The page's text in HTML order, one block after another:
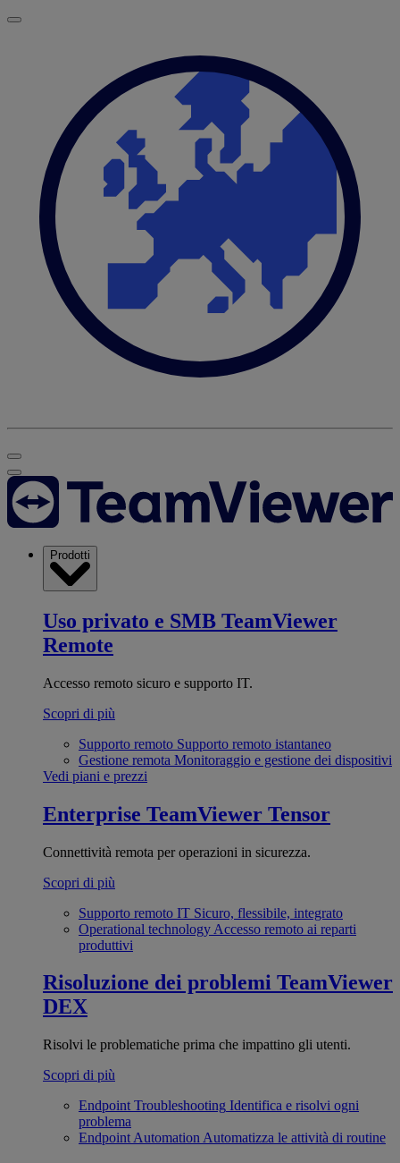
Prodotti
Uso privato e SMB TeamViewer
Remote
Accesso remoto sicuro e supporto IT.
Scopri di più
Supporto remoto Supporto remoto istantaneo
Gestione remota Monitoraggio e gestione dei dispositivi
Vedi piani e prezzi
Enterprise TeamViewer Tensor
Connettività remota per operazioni in sicurezza.
Scopri di più
Supporto remoto IT Sicuro, flessibile, integrato
Operational technology Accesso remoto ai reparti
produttivi
Risoluzione dei problemi TeamViewer
DEX
Risolvi le problematiche prima che impattino gli utenti.
Scopri di più
Endpoint Troubleshooting Identifica e risolvi ogni
problema
Endpoint Automation Automatizza le attività di routine